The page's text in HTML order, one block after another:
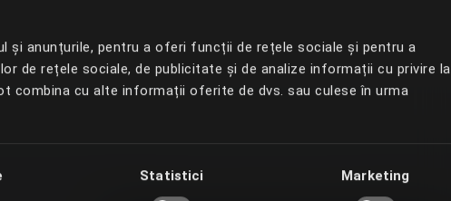
și anunțurile, pentru a oferi funcții de rețele sociale și pentru a
de rețele sociale, de publicitate și de analize informații cu privire la
combina cu alte informații oferite de dvs. sau culese în urma
Statistici Marketing